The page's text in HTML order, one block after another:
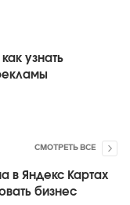
узнать
СМОТРЕТЬ ВСЕ
в Яндекс Картах
бизнес